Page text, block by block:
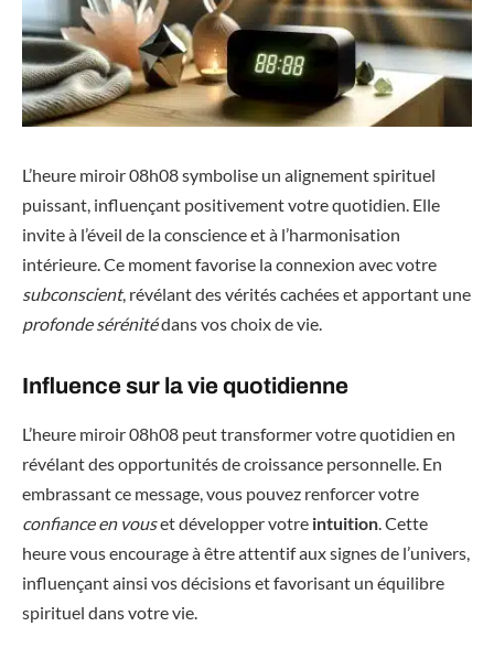
L’heure miroir 08h08 symbolise un alignement spirituel
puissant, influençant positivement votre quotidien. Elle
invite à l’éveil de la conscience et à l’harmonisation
intérieure. Ce moment favorise la connexion avec votre
subconscient, révélant des vérités cachées et apportant une
profonde sérénitédans vos choix de vie.
Influence sur la vie quotidienne
L’heure miroir 08h08 peut transformer votre quotidien en
révélant des opportunités de croissance personnelle. En
embrassant ce message, vous pouvez renforcer votre
confiance en vouset développer votre intuition. Cette
heure vous encourage à être attentif aux signes de l’univers,
influençant ainsi vos décisions et favorisant un équilibre
spirituel dans votre vie.